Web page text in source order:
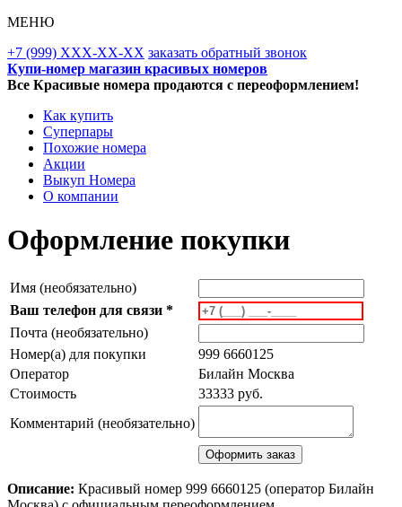
МЕНЮ
+7 (999) XXX-XX-XX заказать обратный звонок
Купи-номер магазин красивых номеров
Все Красивые номера продаются с переоформлением!
Как купить
Суперпары
Похожие номера
Акции
Выкуп Номера
О компании
Оформление покупки
Имя (необязательно)
Ваш телефон для связи *
Почта (необязательно)
Номер(а) для покупки
999 6660125
Оператор
Билайн Москва
Стоимость
33333 руб.
Комментарий (необязательно)
Описание: Красивый номер 999 6660125 (оператор Билайн